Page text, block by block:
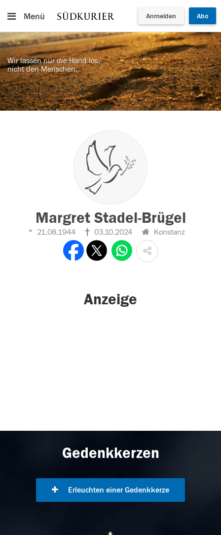
Menü Anmelden Abo
Wir lassen nur die Hand los,
nicht den Menschen.
Margret Stadel-Brügel
21.08.1944 03.10.2024 Konstanz
Anzeige
Gedenkkerzen
Erleuchten einer Gedenkkerze